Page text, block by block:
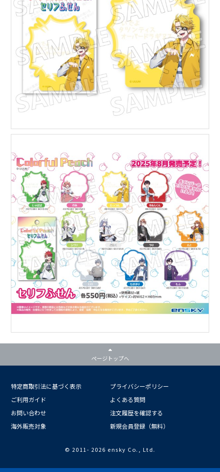
ページトップへ
特定商取引法に基づく表示
プライバシーポリシー
ご利用ガイド
よくある質問
お問い合わせ
注文履歴を確認する
海外販売対象
新規会員登録（無料）
© 2011- 2026 ensky Co., Ltd.